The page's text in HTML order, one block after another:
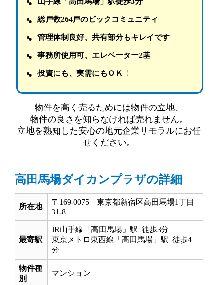
総戸数264戸のビックコミュニティ
管理体制良好、共有部分もキレイです
事務所使用可、エレベーター2基
投資にも、実需にもＯＫ！
物件を高く売るためには物件の立地、
物件の良さを知らなければ売れません。
立地を熟知した安心の地元企業リモラルにお任
せください。
高田馬場ダイカンプラザの詳細
所在地
〒169-0075 東京都新宿区高田馬場1丁目
31‐8
最寄駅
JR山手線「高田馬場」駅 徒歩3分
東京メトロ東西線「高田馬場」駅 徒歩4
分
物件種
別
マンション